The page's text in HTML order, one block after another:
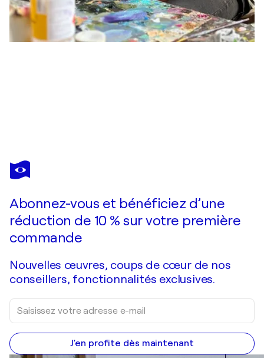
ANDREI BELAICHUK
Warm January
Abonnez-vous et bénéficiez d’une
réduction de 10 % sur votre première
commande
Nouvelles œuvres, coups de cœur de nos
conseillers, fonctionnalités exclusives.
J'en profite dès maintenant